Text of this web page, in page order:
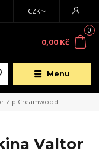
Menu
CZK
0
0,00 Kč
Zip Creamwood
Valtor